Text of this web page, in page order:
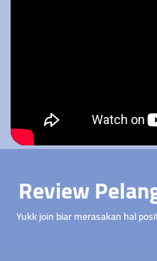
Review
Yukk join biar merasakan hal